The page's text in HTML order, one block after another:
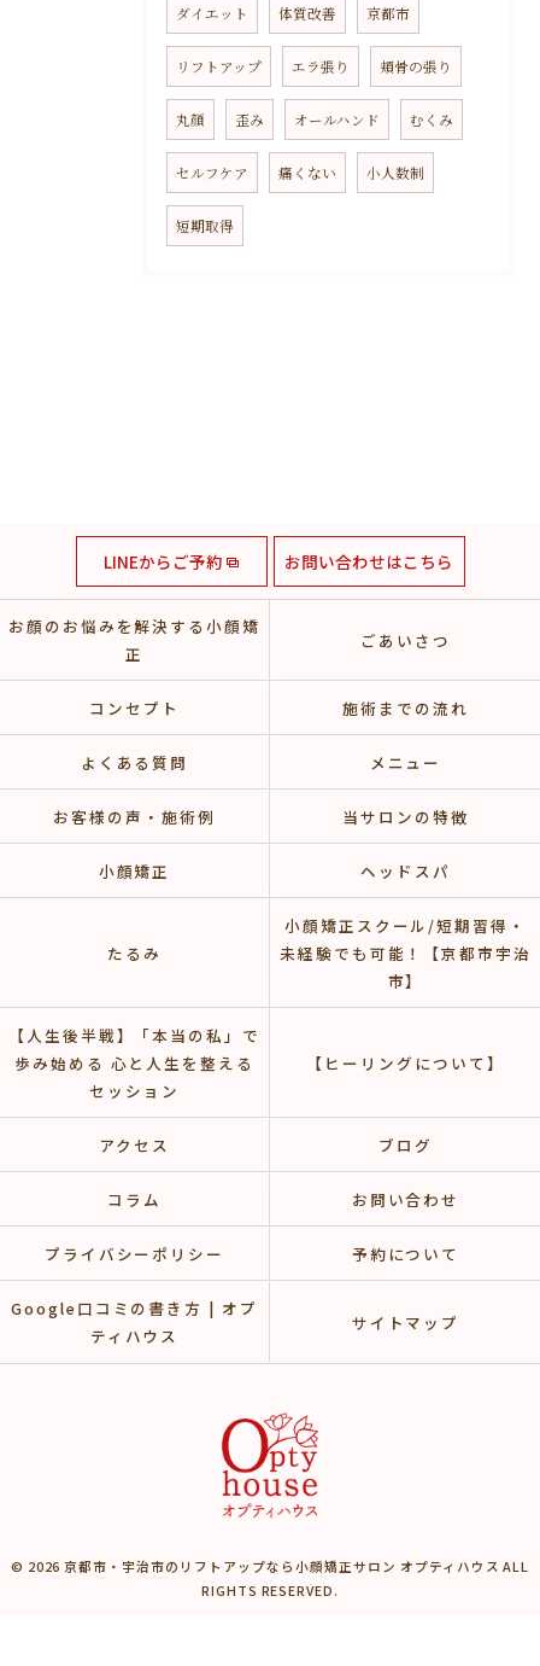
ダイエット 体質改善 京都市
リフトアップ エラ張り 頬骨の張り
丸顔 歪み オールハンド むくみ
セルフケア 痛くない 小人数制
短期取得
LINEからご予約 お問い合わせはこちら
お顔のお悩みを解決する小顔矯
正
ごあいさつ
コンセプト 施術までの流れ
よくある質問 メニュー
お客様の声・施術例 当サロンの特徴
小顔矯正 ヘッドスパ
たるみ
小顔矯正スクール/短期習得・
未経験でも可能！【京都市宇治
市】
【人生後半戦】「本当の私」で
歩み始める 心と人生を整える
セッション
【ヒーリングについて】
アクセス ブログ
コラム お問い合わせ
プライバシーポリシー 予約について
Google口コミの書き方 | オプ
ティハウス
サイトマップ
© 2026 京都市・宇治市のリフトアップなら小顔矯正サロン オプティハウス ALL
RIGHTS RESERVED.